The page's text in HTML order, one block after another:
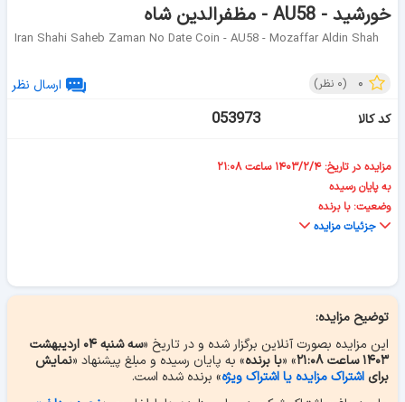
خورشید - AU58 - مظفرالدین شاه
Iran Shahi Saheb Zaman No Date Coin - AU58 - Mozaffar Aldin Shah
۰ (۰ نظر)
ارسال نظر
کد کالا
053973
مزایده در تاریخ: ۱۴۰۳/۲/۴ ساعت ۲۱:۰۸
به پایان رسیده
وضعیت: با برنده
جزئیات مزایده
توضیح مزایده:
این مزایده بصورت آنلاین برگزار شده و در تاریخ «
سه شنبه ۰۴ اردیبهشت
۱۴۰۳ ساعت ۲۱:۰۸
» «با برنده» به پایان رسیده و مبلغ پیشنهاد «نمایش
برای اشتراک مزایده یا اشتراک ویژه» برنده شده است.